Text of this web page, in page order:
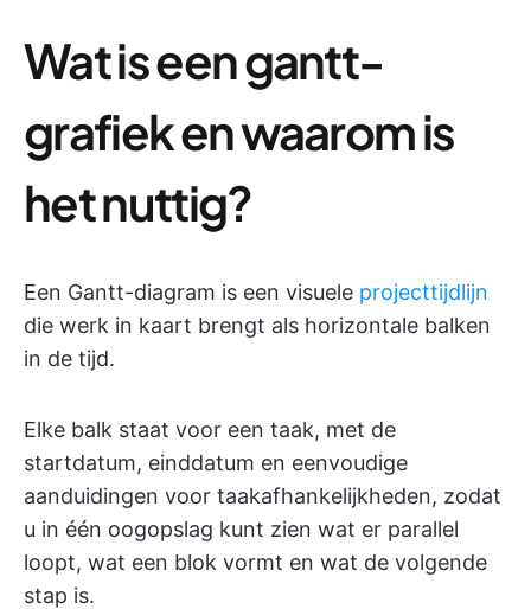
Wat is een gantt-
grafiek en waarom is
het nuttig?
Een Gantt-diagram is een visuele projecttijdlijn
die werk in kaart brengt als horizontale balken
in de tijd.
Elke balk staat voor een taak, met de
startdatum, einddatum en eenvoudige
aanduidingen voor taakafhankelijkheden, zodat
u in één oogopslag kunt zien wat er parallel
loopt, wat een blok vormt en wat de volgende
stap is.